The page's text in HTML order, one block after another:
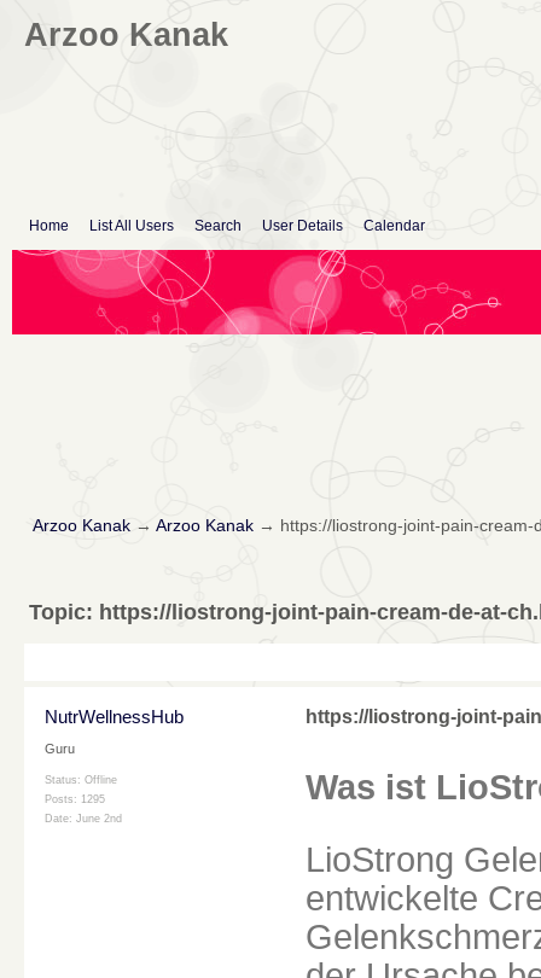
Arzoo Kanak
Home List All Users Search User Details Calendar
Arzoo Kanak→ Arzoo Kanak→ https://liostrong-joint-pain-cream-
Topic: https://liostrong-joint-pain-cream-de-at-
NutrWellnessHub
Guru
Status: Offline
Posts: 1295
Date: June 2nd
https://liostrong-joint-
Was ist
LioStrong
entwickelte